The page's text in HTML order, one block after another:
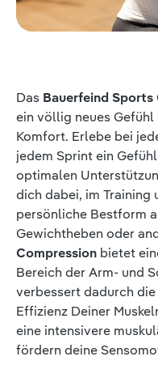
Das Bauerfeind Sports
ein völlig neues Gefühl
Komfort. Erlebe bei
jedem Sprint ein
optimalen
dich dabei, im Training
persönliche Bestform
Gewichtheben oder
Compression bietet
Bereich der Arm- und
verbessert dadurch
Effizienz Deiner
eine intensivere
fördern deine